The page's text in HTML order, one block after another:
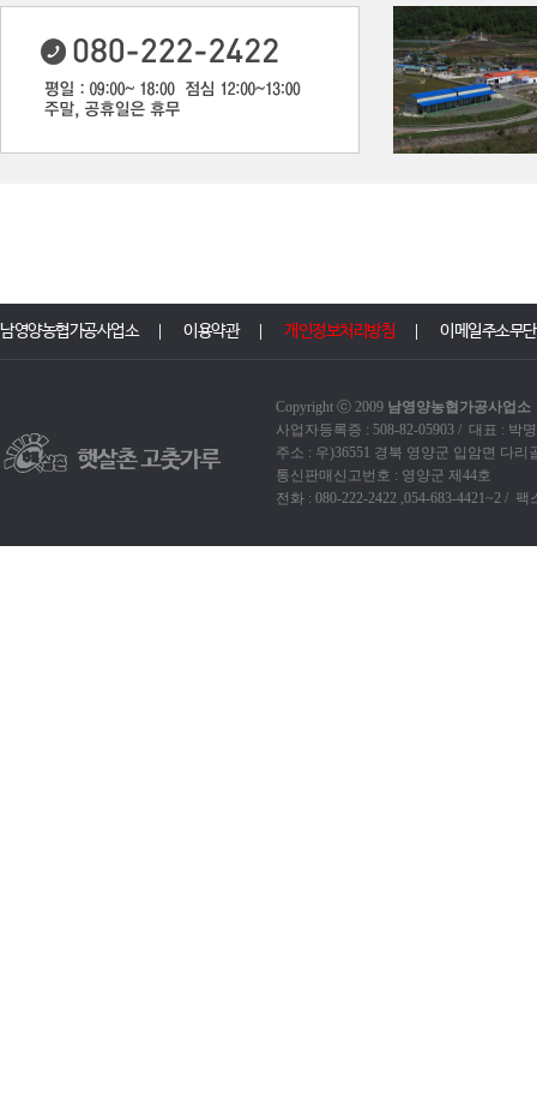
남영양농협가공사업소 이용약관 개인정보처리방침 이메일주소무
Copyright ⓒ 2009 남영양농협가공사업소
사업자등록증 : 508-82-05903 / 대표 :
주소 : 우)36551 경북 영양군 입암면 다
통신판매신고번호 : 영양군 제44호
전화 : 080-222-2422 ,054-683-4421~2 /